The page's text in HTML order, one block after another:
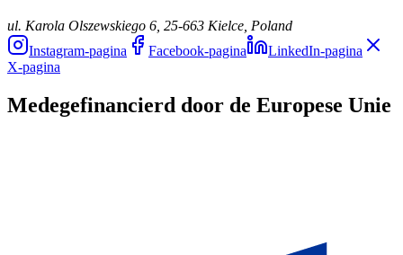
ul. Karola Olszewskiego 6, 25-663 Kielce, Poland
Instagram-pagina
Facebook-pagina
LinkedIn-pagina
X-pagina
Medegefinancierd door de Europese Unie